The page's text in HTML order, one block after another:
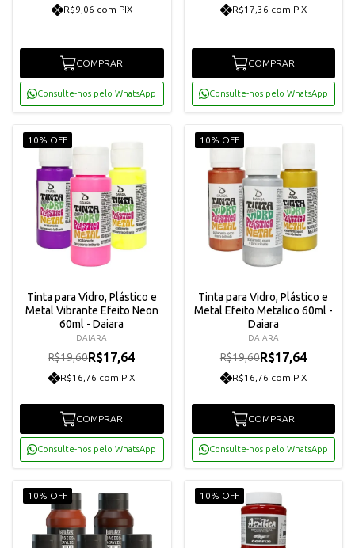
R$9,06 com PIX
COMPRAR
Consulte-nos pelo WhatsApp
R$17,36 com PIX
COMPRAR
Consulte-nos pelo WhatsApp
10% OFF
Tinta para Vidro, Plástico e
Metal Vibrante Efeito Neon
60ml - Daiara
DAIARA
R$19,60R$17,64
R$16,76 com PIX
COMPRAR
Consulte-nos pelo WhatsApp
10% OFF
Tinta para Vidro, Plástico e
Metal Efeito Metalico 60ml -
Daiara
DAIARA
R$19,60R$17,64
R$16,76 com PIX
COMPRAR
Consulte-nos pelo WhatsApp
10% OFF 10% OFF